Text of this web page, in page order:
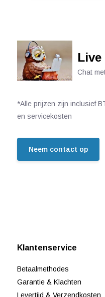
Live
Chat
*Alle prijzen zijn inclusief
en servicekosten
Neem contact op
Klantenservice
Betaalmethodes
Garantie & Klachten
Levertijd & Verzendkosten